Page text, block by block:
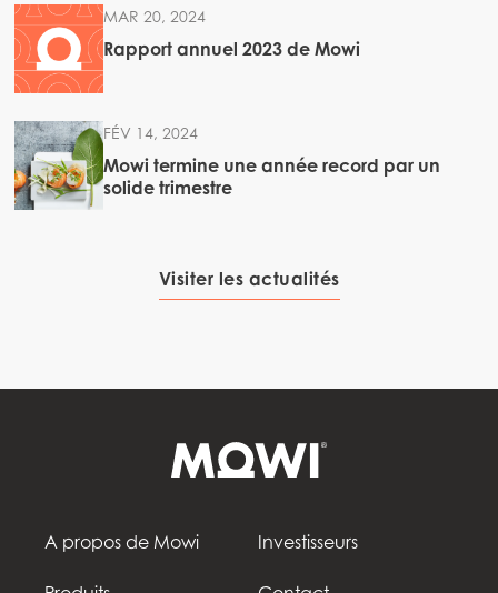
MAR 20, 2024
Rapport annuel 2023 de Mowi
FÉV 14, 2024
Mowi termine une année record par un
solide trimestre
Visiter les actualités
A propos de Mowi Investisseurs